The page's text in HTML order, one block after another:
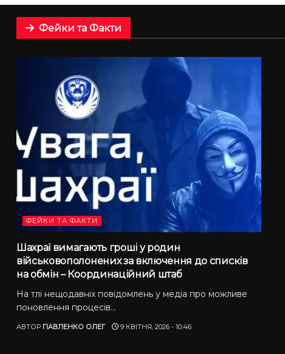
Фейки та Факти
ФЕЙКИ ТА ФАКТИ
Шахраї вимагають гроші у родин
військовополонених за включення до списків
на обмін – Координаційний штаб
На тлі нещодавніх повідомлень у медіа про можливе
поновлення процесів...
АВТОР ПАВЛЕНКО ОЛЕГ 9 КВІТНЯ, 2026 - 10:46